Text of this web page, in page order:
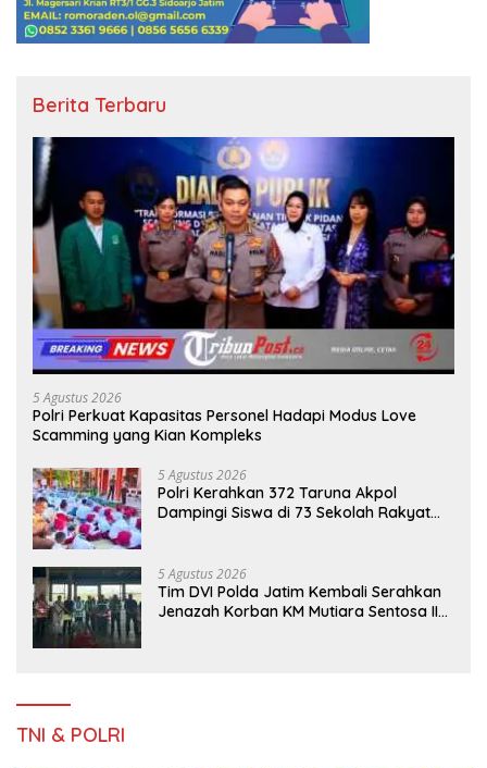
Berita Terbaru
5 Agustus 2026
Polri Perkuat Kapasitas Personel Hadapi Modus Love
Scamming yang Kian Kompleks
5 Agustus 2026
Polri Kerahkan 372 Taruna Akpol
Dampingi Siswa di 73 Sekolah Rakyat
5 Agustus 2026
Tim DVI Polda Jatim Kembali Serahkan
Jenazah Korban KM Mutiara Sentosa II
TNI & POLRI